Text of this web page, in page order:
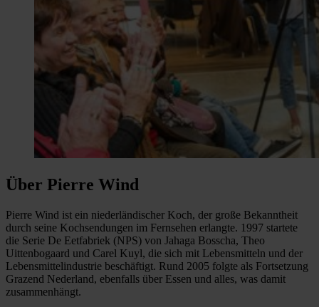
Über Pierre Wind
Pierre Wind ist ein niederländischer Koch, der große Bekanntheit
durch seine Kochsendungen im Fernsehen erlangte. 1997 startete
die Serie De Eetfabriek (NPS) von Jahaga Bosscha, Theo
Uittenbogaard und Carel Kuyl, die sich mit Lebensmitteln und der
Lebensmittelindustrie beschäftigt. Rund 2005 folgte als Fortsetzung
Grazend Nederland, ebenfalls über Essen und alles, was damit
zusammenhängt.